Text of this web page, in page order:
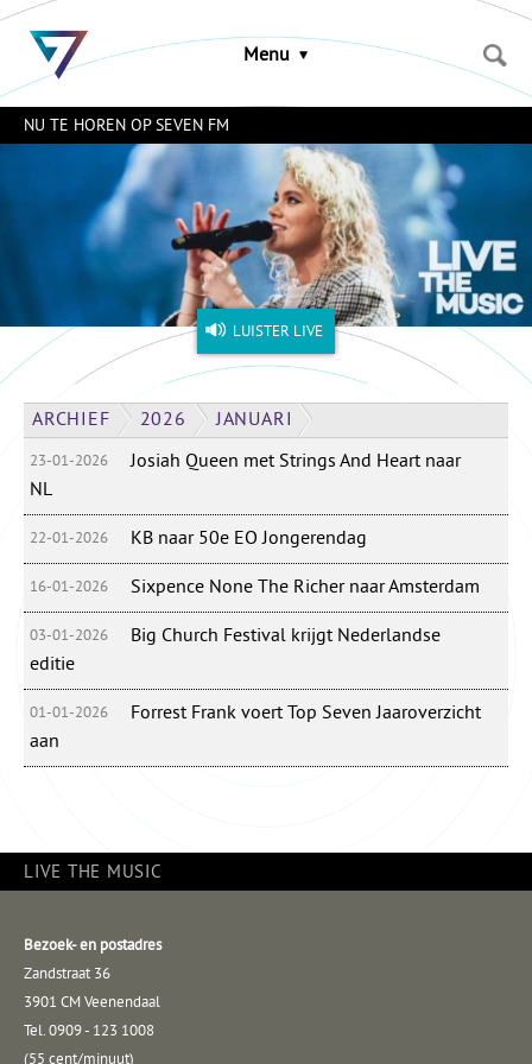
Sla
links
naar
inhoud
Naar
menu
Menu
NU TE HOREN OP SEVEN FM
LUISTER LIVE
ARCHIEF 2026 JANUARI
23-01-2026
Josiah Queen met Strings And Heart naar
NL
22-01-2026 KB naar 50e EO Jongerendag
16-01-2026 Sixpence None The Richer naar Amsterdam
03-01-2026
Big Church Festival krijgt Nederlandse
editie
01-01-2026
Forrest Frank voert Top Seven Jaaroverzicht
aan
LIVE THE MUSIC
Bezoek- en postadres
Zandstraat 36
3901 CM Veenendaal
Tel. 0909 - 123 1008